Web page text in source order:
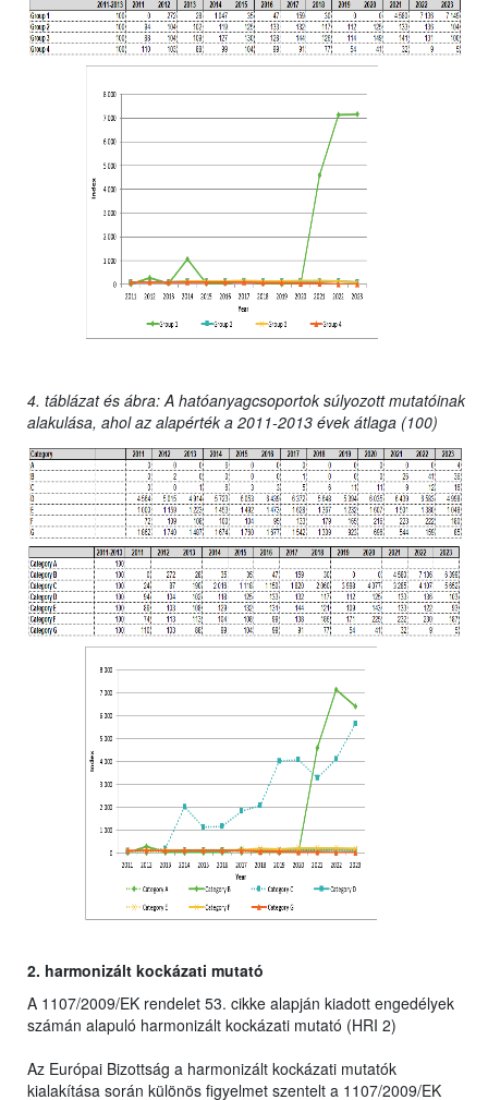
4. táblázat és ábra: A hatóanyagcsoportok súlyozott mutatóinak
alakulása, ahol az alapérték a 2011-2013 évek átlaga (100)
2. harmonizált kockázati mutató
A 1107/2009/EK rendelet 53. cikke alapján kiadott engedélyek
számán alapuló harmonizált kockázati mutató (HRI 2)
Az Európai Bizottság a harmonizált kockázati mutatók
kialakítása során különös figyelmet szentelt a 1107/2009/EK